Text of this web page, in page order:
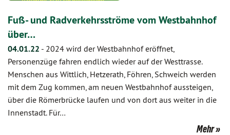
Fuß- und Radverkehrsströme vom Westbahnhof
über…
04.01.22 - 2024 wird der Westbahnhof eröffnet,
Personenzüge fahren endlich wieder auf der Westtrasse.
Menschen aus Wittlich, Hetzerath, Föhren, Schweich werden
mit dem Zug kommen, am neuen Westbahnhof aussteigen,
über die Römerbrücke laufen und von dort aus weiter in die
Innenstadt. Für…
Mehr